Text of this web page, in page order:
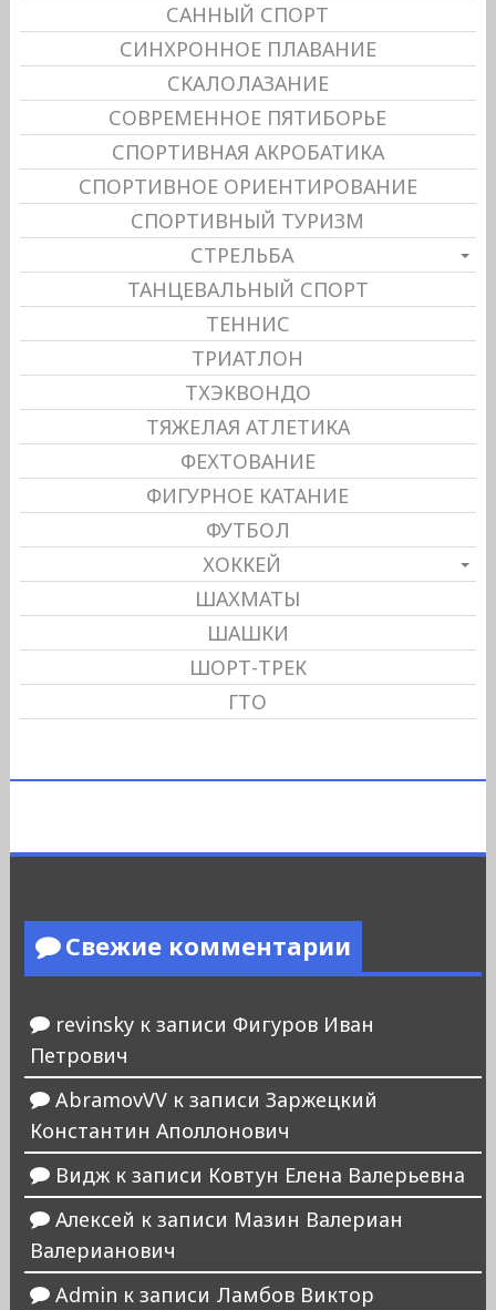
САННЫЙ СПОРТ
СИНХРОННОЕ ПЛАВАНИЕ
СКАЛОЛАЗАНИЕ
СОВРЕМЕННОЕ ПЯТИБОРЬЕ
СПОРТИВНАЯ АКРОБАТИКА
СПОРТИВНОЕ ОРИЕНТИРОВАНИЕ
СПОРТИВНЫЙ ТУРИЗМ
СТРЕЛЬБА
ТАНЦЕВАЛЬНЫЙ СПОРТ
ТЕННИС
ТРИАТЛОН
ТХЭКВОНДО
ТЯЖЕЛАЯ АТЛЕТИКА
ФЕХТОВАНИЕ
ФИГУРНОЕ КАТАНИЕ
ФУТБОЛ
ХОККЕЙ
ШАХМАТЫ
ШАШКИ
ШОРТ-ТРЕК
ГТО
Свежие комментарии
revinskyк записи Фигуров Иван
Петрович
AbramovVVк записи Заржецкий
Константин Аполлонович
Виджк записи Ковтун Елена Валерьевна
Алексей к записи Мазин Валериан
Валерианович
Admin к записи Ламбов Виктор